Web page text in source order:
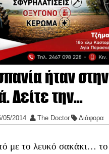
ήταν στην
Δείτε την…
05/2014 The Doctor Διάφορα
με το λευκό σακάκι… το